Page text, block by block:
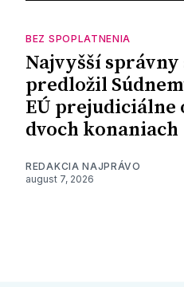
BEZ SPOPLATNENIA
Najvyšší správny
predložil
EÚ prejudiciálne
dvoch konaniach
REDAKCIA NAJPRÁVO
august 7, 2026